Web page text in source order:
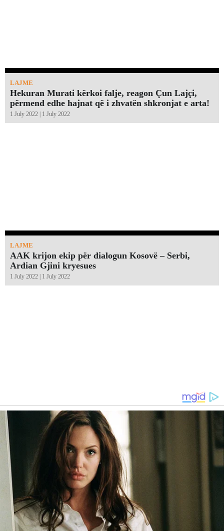
LAJME
Hekuran Murati kërkoi falje, reagon Çun Lajçi,
përmend edhe hajnat që i zhvatën shkronjat e arta!￼
1 July 2022 | 1 July 2022
LAJME
AAK krijon ekip për dialogun Kosovë – Serbi,
Ardian Gjini kryesues
1 July 2022 | 1 July 2022